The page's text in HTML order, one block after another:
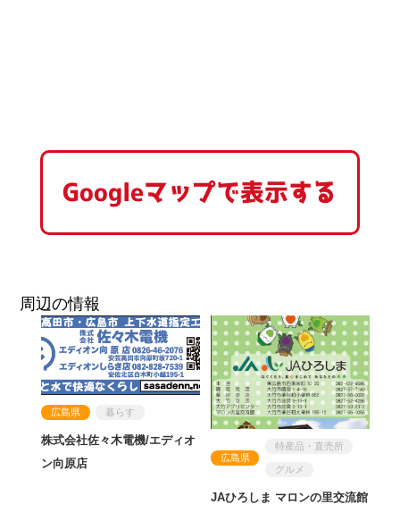
Googleマップで表示する
周辺の情報
広島県 暮らす
株式会社佐々木電機/エディオ
ン向原店
広島県
特産品・直売所
グルメ
JAひろしま マロンの里交流館